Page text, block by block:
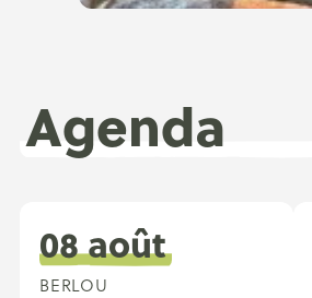
Agenda
08 août
BERLOU